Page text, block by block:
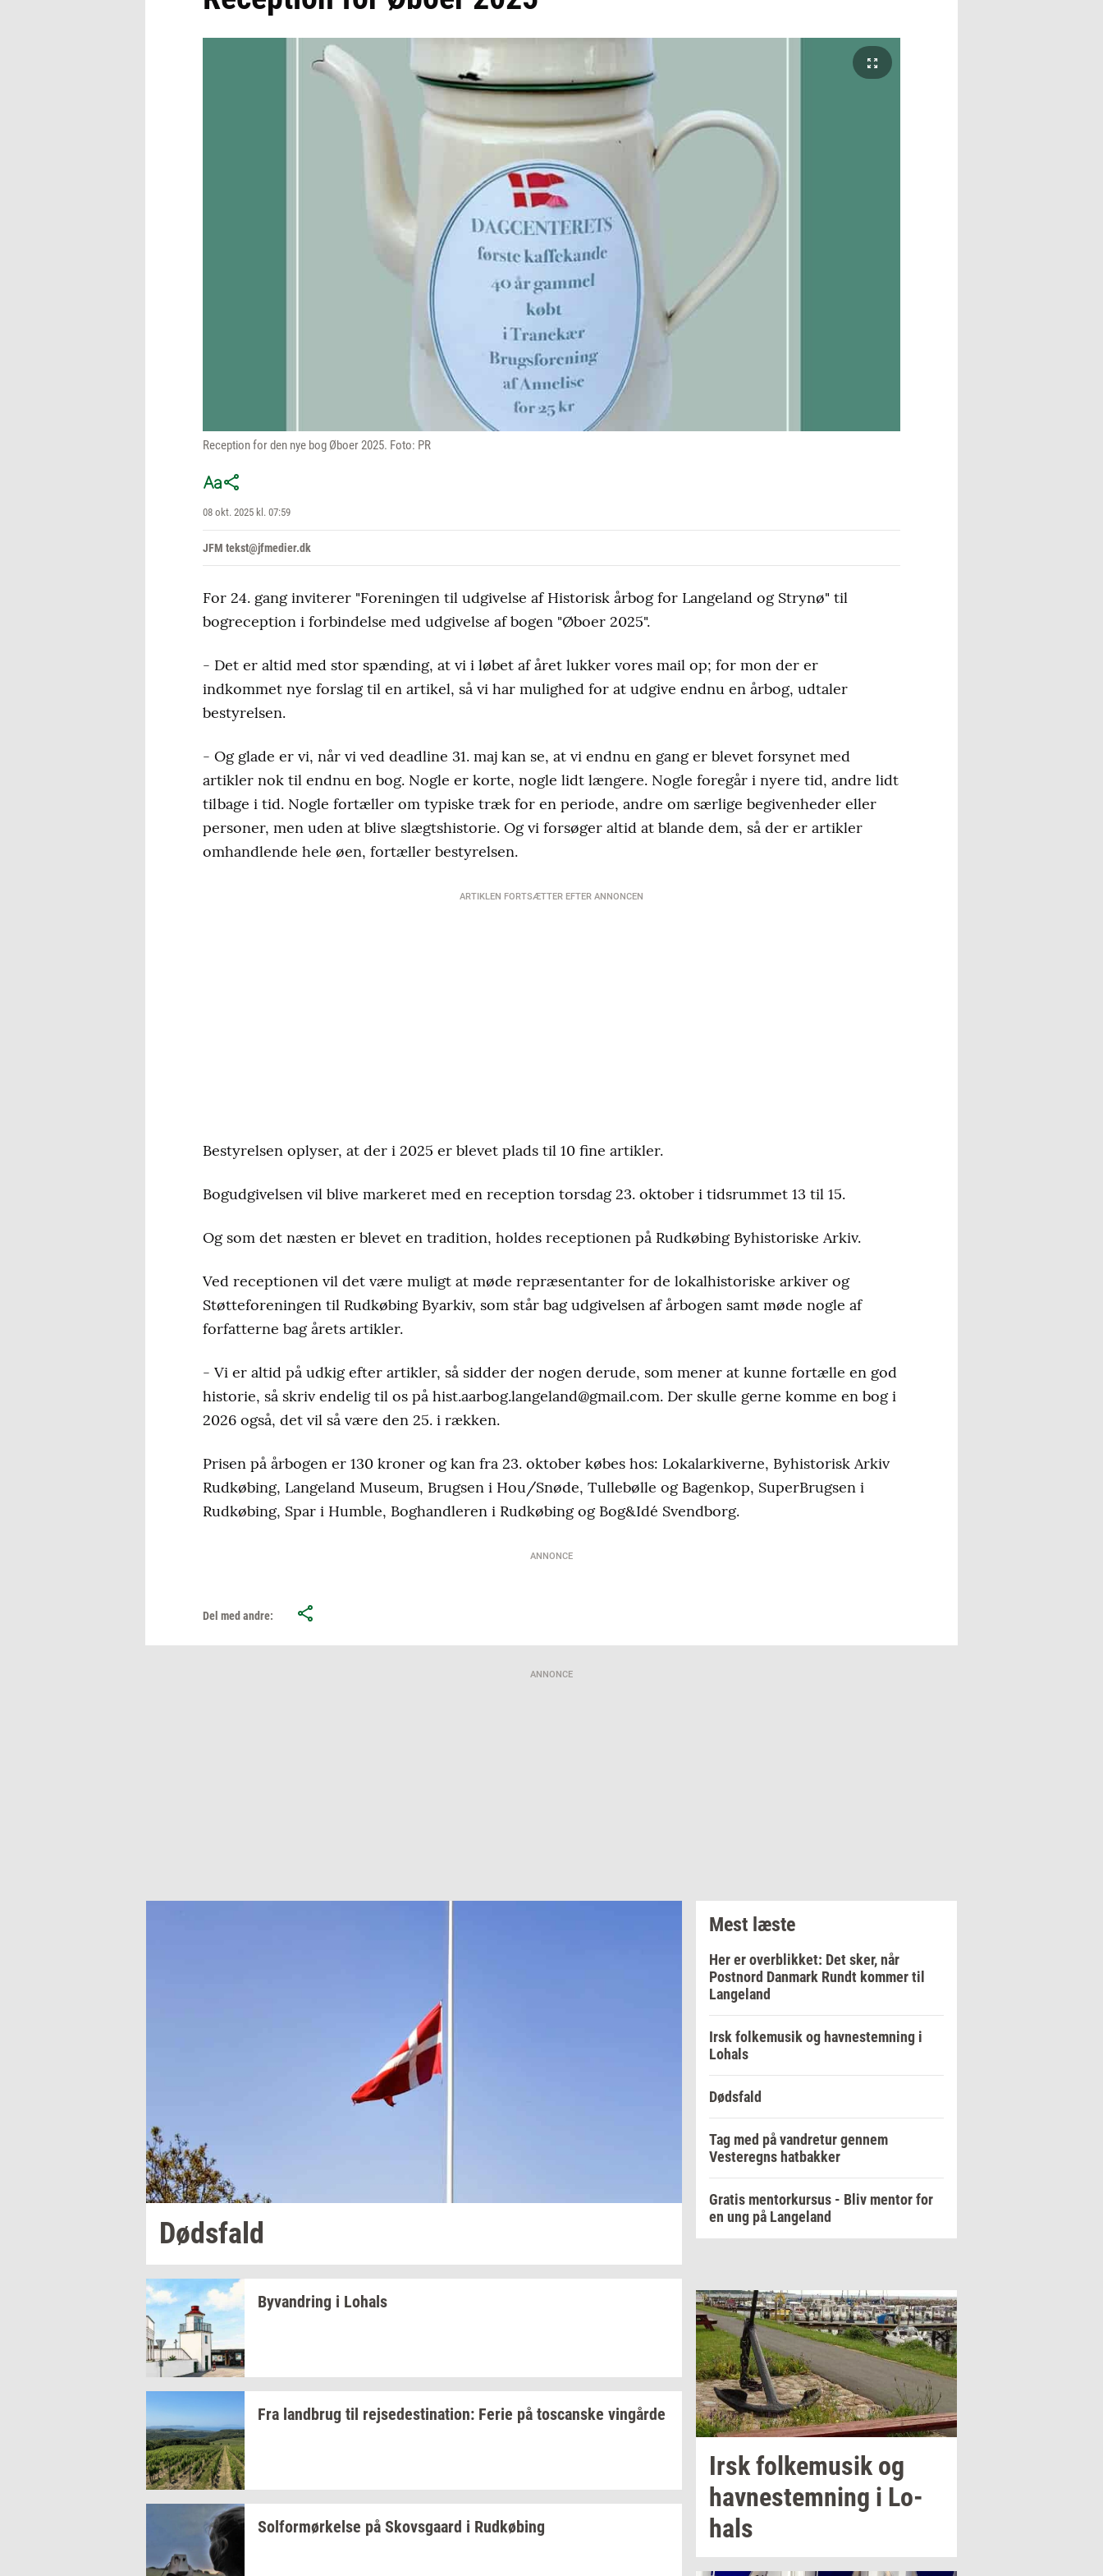
Reception for den nye bog Øboer 2025. Foto: PR
08 okt. 2025 kl. 07:59
JFM tekst@jfmedier.dk
For 24. gang inviterer "Foreningen til udgivelse af Historisk årbog for Langeland og Strynø" til
bogreception i forbindelse med udgivelse af bogen "Øboer 2025".
- Det er altid med stor spænding, at vi i løbet af året lukker vores mail op; for mon der er
indkommet nye forslag til en artikel, så vi har mulighed for at udgive endnu en årbog, udtaler
bestyrelsen.
- Og glade er vi, når vi ved deadline 31. maj kan se, at vi endnu en gang er blevet forsynet med
artikler nok til endnu en bog. Nogle er korte, nogle lidt længere. Nogle foregår i nyere tid, andre lidt
tilbage i tid. Nogle fortæller om typiske træk for en periode, andre om særlige begivenheder eller
personer, men uden at blive slægtshistorie. Og vi forsøger altid at blande dem, så der er artikler
omhandlende hele øen, fortæller bestyrelsen.
ARTIKLEN FORTSÆTTER EFTER ANNONCEN
Bestyrelsen oplyser, at der i 2025 er blevet plads til 10 fine artikler.
Bogudgivelsen vil blive markeret med en reception torsdag 23. oktober i tidsrummet 13 til 15.
Og som det næsten er blevet en tradition, holdes receptionen på Rudkøbing Byhistoriske Arkiv.
Ved receptionen vil det være muligt at møde repræsentanter for de lokalhistoriske arkiver og
Støtteforeningen til Rudkøbing Byarkiv, som står bag udgivelsen af årbogen samt møde nogle af
forfatterne bag årets artikler.
- Vi er altid på udkig efter artikler, så sidder der nogen derude, som mener at kunne fortælle en god
historie, så skriv endelig til os på hist.aarbog.langeland@gmail.com. Der skulle gerne komme en bog i
2026 også, det vil så være den 25. i rækken.
Prisen på årbogen er 130 kroner og kan fra 23. oktober købes hos: Lokalarkiverne, Byhistorisk Arkiv
Rudkøbing, Langeland Museum, Brugsen i Hou/Snøde, Tullebølle og Bagenkop, SuperBrugsen i
Rudkøbing, Spar i Humble, Boghandleren i Rudkøbing og Bog&Idé Svendborg.
ANNONCE
Del med andre:
ANNONCE
Døds­fald
Byvan­dring i Lo­hals
Fra land­brug til rej­se­desti­na­tion: Ferie på toscan­ske vin­går­de
Sol­for­mør­kel­se på Sko­vs­gaard i Rud­kø­bing
Mest læste
Her er overblikket: Det sker, når
Postnord Danmark Rundt kommer til
Langeland
Irsk folkemusik og havnestemning i
Lohals
Dødsfald
Tag med på vandretur gennem
Vesteregns hatbakker
Gratis mentorkursus - Bliv mentor for
en ung på Langeland
Irskfol­kemu­sikog
hav­ne­stem­ning i Lo­
hals